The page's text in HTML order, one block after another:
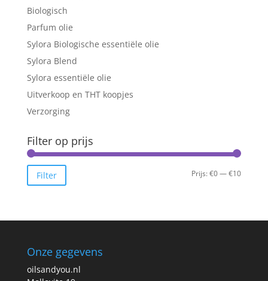
Biologisch
Parfum olie
Sylora Biologische essentiële olie
Sylora Blend
Sylora essentiële olie
Uitverkoop en THT koopjes
Verzorging
Filter op prijs
Min.
Max.
Filter Prijs:€0—€10
Onze gegevens
oilsandyou.nl